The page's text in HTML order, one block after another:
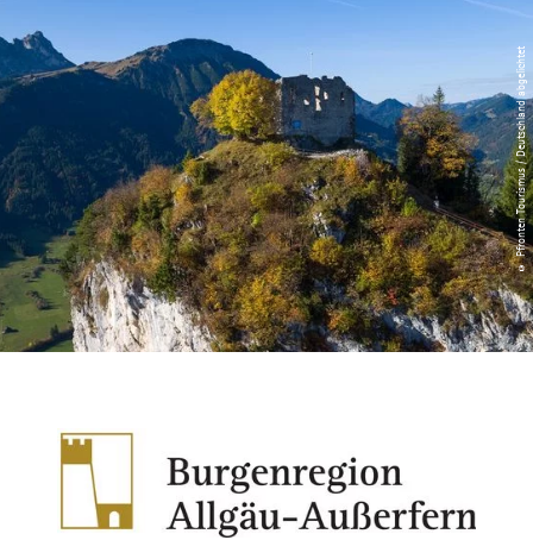
© Pfronten Tourismus / Deutschland abgelichtet